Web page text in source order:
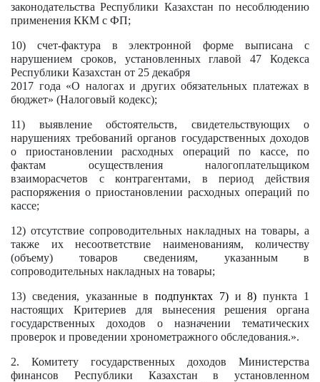
законодательства Республики Казахстан по несоблюдению
применения ККМ с ФП;
10) счет-фактура в электронной форме выписана с
нарушением сроков, установленных главой 47 Кодекса
Республики Казахстан от 25 декабря
2017 года «О налогах и других обязательных платежах в
бюджет» (Налоговый кодекс);
11) выявление обстоятельств, свидетельствующих о
нарушениях требований органов государственных доходов
о приостановлении расходных операций по кассе, по
фактам осуществления налогоплательщиком
взаиморасчетов с контрагентами, в период действия
распоряжения о приостановлении расходных операций по
кассе;
12) отсутствие сопроводительных накладных на товары, а
также их несоответствие наименованиям, количеству
(объему) товаров сведениям, указанным в
сопроводительных накладных на товары;
13) сведения, указанные вподпунктах 7)и8) пункта 1
настоящих Критериев для вынесения решения органа
государственных доходов о назначении тематических
проверок и проведении хронометражного обследования.».
2. Комитету государственных доходов Министерства
финансов Республики Казахстан в установленном